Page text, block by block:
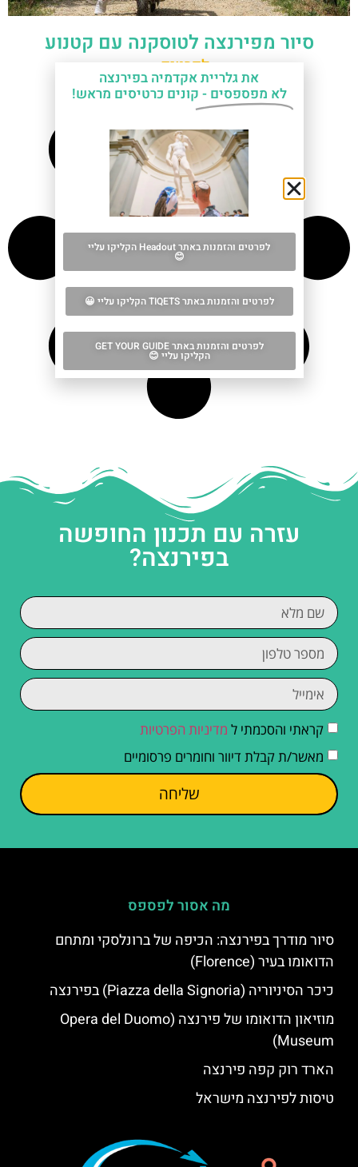
סיור מפירנצה לטוסקנה עם קטנוע
לפרטים »
עזרה עם תכנון החופשה
בפירנצה?
קראתי והסכמתי ל מדיניות הפרטיות
מאשר/ת קבלת דיוור וחומרים פרסומיים
שליחה
מה אסור לפספס
סיור מודרך בפירנצה: הכיפה של ברונלסקי ומתחם
הדואומו בעיר (Florence)
כיכר הסיניוריה (Piazza della Signoria) בפירנצה
מוזיאון הדואומו של פירנצה (Opera del Duomo
Museum)
הארד רוק קפה פירנצה
טיסות לפירנצה מישראל
את גלריית אקדמיה בפירנצה
לא מפספסים - קונים כרטיסים מראש!
לפרטים והזמנות באתר Headout הקליקו עליי
😊
לפרטים והזמנות באתר TIQETS הקליקו עליי 😀
לפרטים והזמנות באתר GET YOUR GUIDE
הקליקו עליי 😊